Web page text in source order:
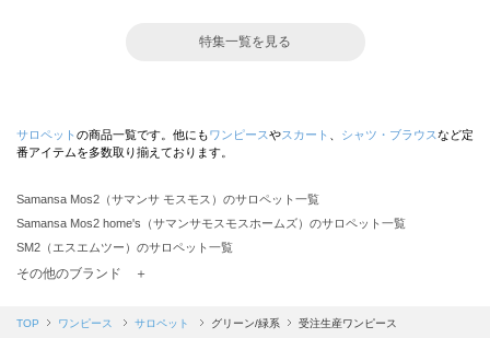
特集一覧を見る
サロペット の商品一覧です。他にもワンピースやスカート シャツ・ブラウスなど定
番アイテムを多数取り揃えております。
Samansa Mos2（サマンサ モスモス）のサロペット一覧
Samansa Mos2 home's（サマンサモスモスホームズ）のサロペット一覧
SM2（エスエムツー）のサロペット一覧
TSUHARU by Samansa Mos2（ツハルバイサマンサモスモス）のサロペット一覧
Samansa Mos2 blue（サマンサモスモス ブルー）のサロペット一覧
その他のブランド ＋
TOP ワンピース サロペット グリーン/緑系 受注生産ワンピース